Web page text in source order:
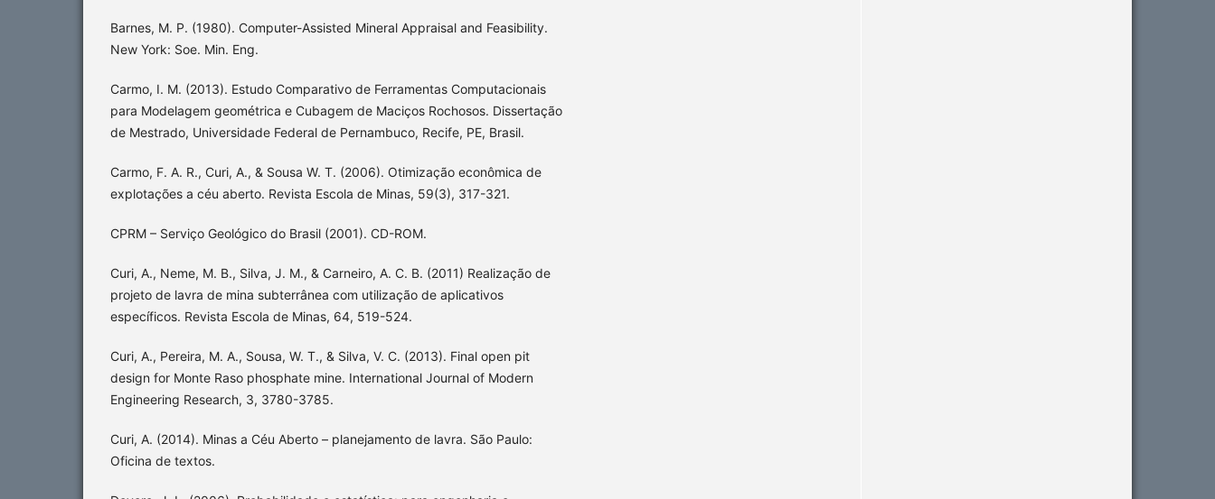
Barnes, M. P. (1980). Computer-Assisted Mineral Appraisal and Feasibility.
New York: Soe. Min. Eng.
Carmo, I. M. (2013). Estudo Comparativo de Ferramentas Computacionais
para Modelagem geométrica e Cubagem de Maciços Rochosos. Dissertação
de Mestrado, Universidade Federal de Pernambuco, Recife, PE, Brasil.
Carmo, F. A. R., Curi, A., & Sousa W. T. (2006). Otimização econômica de
explotações a céu aberto. Revista Escola de Minas, 59(3), 317-321.
CPRM – Serviço Geológico do Brasil (2001). CD-ROM.
Curi, A., Neme, M. B., Silva, J. M., & Carneiro, A. C. B. (2011) Realização de
projeto de lavra de mina subterrânea com utilização de aplicativos
específicos. Revista Escola de Minas, 64, 519-524.
Curi, A., Pereira, M. A., Sousa, W. T., & Silva, V. C. (2013). Final open pit
design for Monte Raso phosphate mine. International Journal of Modern
Engineering Research, 3, 3780-3785.
Curi, A. (2014). Minas a Céu Aberto – planejamento de lavra. São Paulo:
Oficina de textos.